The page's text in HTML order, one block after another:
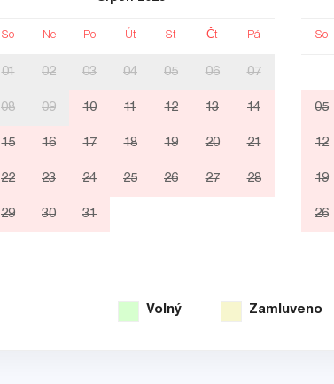
So Ne Po Út St Čt Pá
01 02 03 04 05 06 07
08 09 10 11 12 13 14
15 16 17 18 19 20 21
22 23 24 25 26 27 28
29 30 31
So
05
12
19
26
Volný Zamluveno